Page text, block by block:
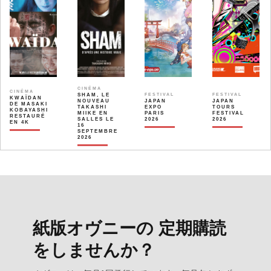
CINÉMA
KWAÏDAN
DE MASAKI
KOBAYASHI
RESTAURÉ
EN 4K
CINÉMA
SHAM, LE
NOUVEAU
TAKASHI
MIIKE EN
SALLES LE
16
SEPTEMBRE
2026
FESTIVAL
JAPAN
EXPO
PARIS
2026
FESTIVAL
JAPAN
TOURS
FESTIVAL
2026
紙版オヴニーの 定期購読
をしませんか？